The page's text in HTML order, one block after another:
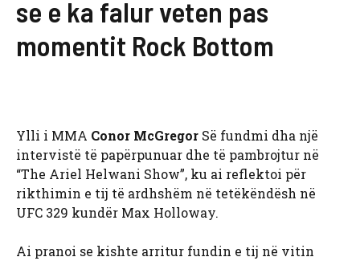
se e ka falur veten pas
momentit Rock Bottom
Ylli i MMA Conor McGregor Së fundmi dha një
intervistë të papërpunuar dhe të pambrojtur në
“The Ariel Helwani Show”, ku ai reflektoi për
rikthimin e tij të ardhshëm në tetëkëndësh në
UFC 329 kundër Max Holloway.
Ai pranoi se kishte arritur fundin e tij në vitin